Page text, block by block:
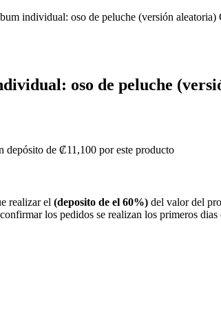
individual: oso de peluche (versión aleatoria)
oso de peluche
depósito de ₡11,100 por este producto
realizar el (deposito de el 60%) del valor del
los pedidos se realizan los primeros